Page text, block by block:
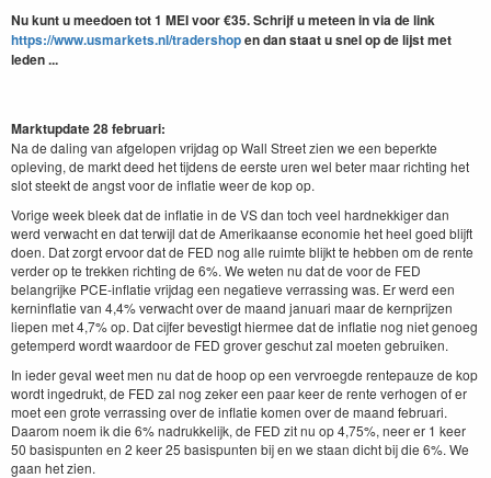
Nu kunt u meedoen tot 1 MEI voor €35.Schrijf u meteen in via de link
https://www.usmarkets.nl/tradershopen dan staat u snel op de lijst met
leden ...
Marktupdate 28 februari:
Na de daling van afgelopen vrijdag op Wall Street zien we een beperkte
opleving, de markt deed het tijdens de eerste uren wel beter maar richting het
slot steekt de angst voor de inflatie weer de kop op.
Vorige week bleek dat de inflatie in de VS dan toch veel hardnekkiger dan
werd verwacht en dat terwijl dat de Amerikaanse economie het heel goed blijft
doen. Dat zorgt ervoor dat de FED nog alle ruimte blijkt te hebben om de rente
verder op te trekken richting de 6%. We weten nu dat de voor de FED
belangrijke PCE-inflatie vrijdag een negatieve verrassing was. Er werd een
kerninflatie van 4,4% verwacht over de maand januari maar de kernprijzen
liepen met 4,7% op. Dat cijfer bevestigt hiermee dat de inflatie nog niet genoeg
getemperd wordt waardoor de FED grover geschut zal moeten gebruiken.
In ieder geval weet men nu dat de hoop op een vervroegde rentepauze de kop
wordt ingedrukt, de FED zal nog zeker een paar keer de rente verhogen of er
moet een grote verrassing over de inflatie komen over de maand februari.
Daarom noem ik die 6% nadrukkelijk, de FED zit nu op 4,75%, neer er 1 keer
50 basispunten en 2 keer 25 basispunten bij en we staan dicht bij die 6%. We
gaan het zien.